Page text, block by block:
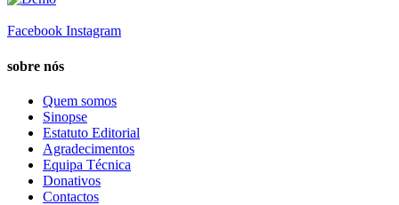
Facebook Instagram
sobre nós
Quem somos
Sinopse
Estatuto Editorial
Agradecimentos
Equipa Técnica
Donativos
Contactos